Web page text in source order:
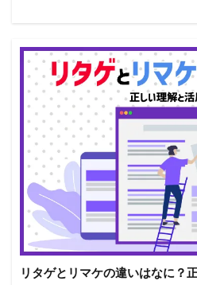
リタゲとリマケの違いはなに？